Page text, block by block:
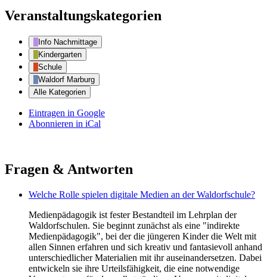
Veranstaltungskategorien
Info Nachmittage
Kindergarten
Schule
Waldorf Marburg
Alle Kategorien
Eintragen in Google
Abonnieren in iCal
Fragen & Antworten
Welche Rolle spielen digitale Medien an der Waldorfschule?
Medienpädagogik ist fester Bestandteil im Lehrplan der
Waldorfschulen. Sie beginnt zunächst als eine "indirekte
Medienpädagogik", bei der die jüngeren Kinder die Welt mit
allen Sinnen erfahren und sich kreativ und fantasievoll anhand
unterschiedlicher Materialien mit ihr auseinandersetzen. Dabei
entwickeln sie ihre Urteilsfähigkeit, die eine notwendige